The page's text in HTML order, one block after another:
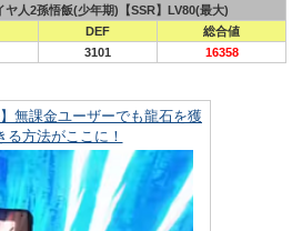
ヤ人2孫悟飯(少年期)【SSR】LV80(最大)
DEF
総合値
3101 16358
無課金ユーザーでも龍石を獲
る方法がここに！